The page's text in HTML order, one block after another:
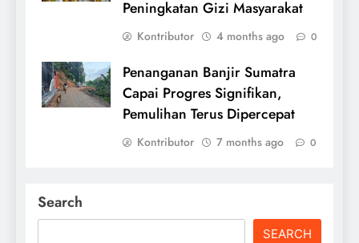
Peningkatan Gizi Masyarakat
Kontributor 4 months ago 0
Penanganan Banjir Sumatra
Capai Progres Signifikan,
Pemulihan Terus Dipercepat
Kontributor 7 months ago 0
Search
SEARCH